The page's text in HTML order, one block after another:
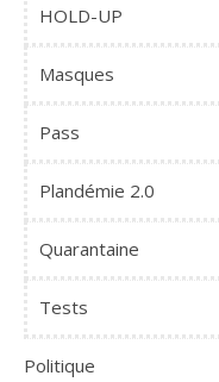
HOLD-UP
Masques
Pass
Plandémie 2.0
Quarantaine
Tests
Politique